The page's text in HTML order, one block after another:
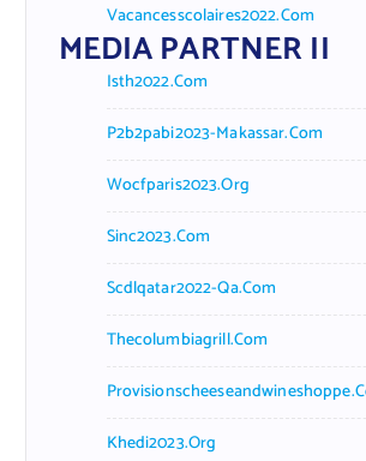
Vacancesscolaires2022.com
MEDIA PARTNER II
Isth2022.com
P2b2pabi2023-Makassar.com
Wocfparis2023.org
Sinc2023.com
Scdlqatar2022-Qa.com
Thecolumbiagrill.com
Khedi2023.org